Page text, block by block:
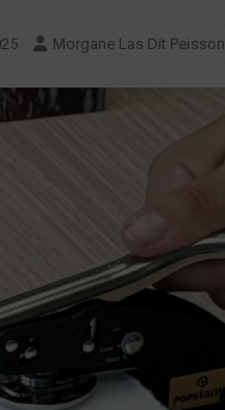
Morgane Las Dit Peisson